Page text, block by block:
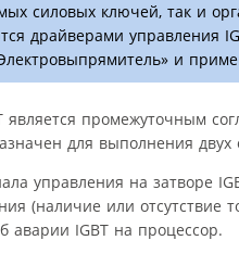
силовых ключей, так и
драйверами управления
и
является промежуточным
для выполнения двух
управления на затворе
(наличие или отсутствие
аварии IGBT на процессор.